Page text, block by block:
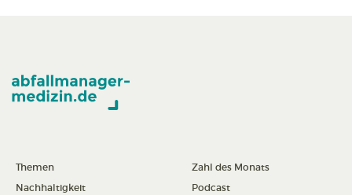
Themen
Nachhaltigkeit
Zahl des Monats
Podcast